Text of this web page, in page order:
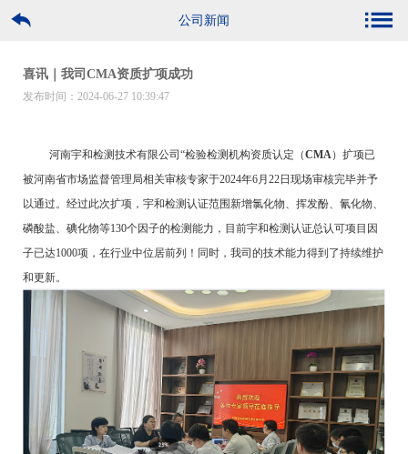
公司新闻
喜讯｜我司CMA资质扩项成功
发布时间：2024-06-27 10:39:47
河南宇和检测技术有限公司 “检验检测机构资质认定 （CMA） 扩项已
被河南省市场监督管理局相关审核专家于2024年6月 22日 现场审核完毕并予
以通过。经过此次扩项， 宇和检测认证范围新增氯化物、挥发酚、氰化物、
磷酸盐、碘化物等130个因子的检测能力，目前宇和检测认证总认可项目 因
子已达1000项，在行业中位居前列！同 时 ，我司的技术能力得到了持续维护
和更新。